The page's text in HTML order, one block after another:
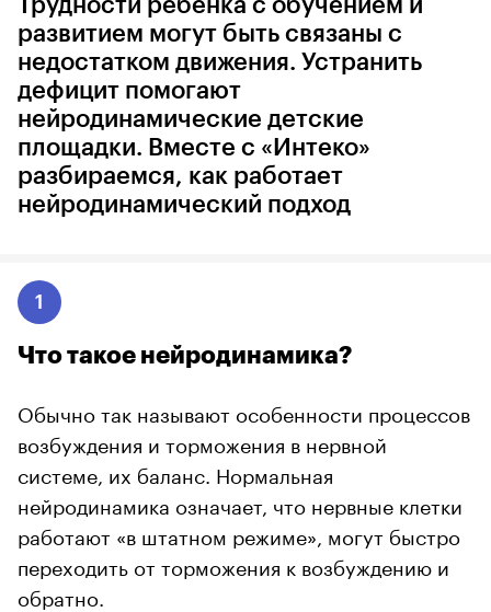
Трудности ребенка с обучением и
развитием могут быть связаны с
недостатком движения. Устранить
дефицит помогают
нейродинамические детские
площадки. Вместе с «Интеко»
разбираемся, как работает
нейродинамический подход
1
Что такое нейродинамика?
Обычно так называют особенности процессов
возбуждения и торможения в нервной
системе, их баланс. Нормальная
нейродинамика означает, что нервные клетки
работают «в штатном режиме», могут быстро
переходить от торможения к возбуждению и
обратно.